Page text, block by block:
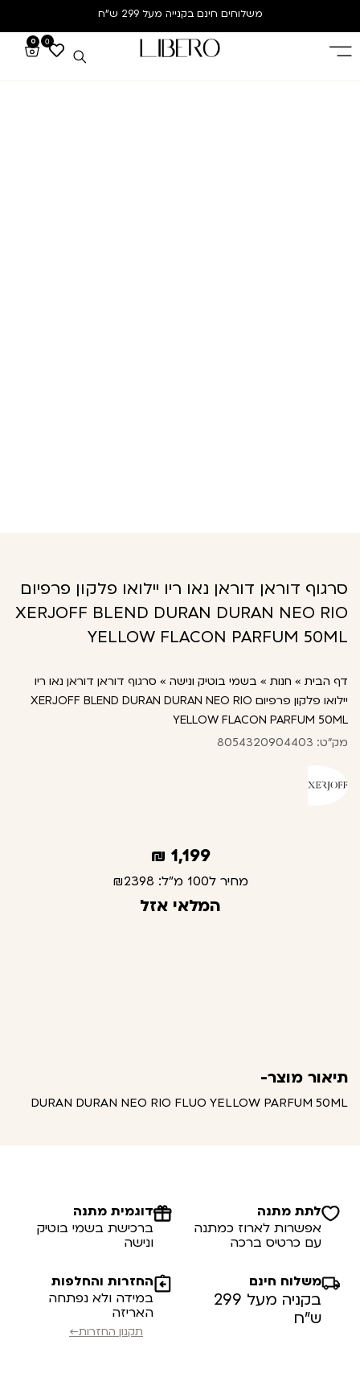
משלוחים חינם בקנייה מעל 299 ש”ח
0
0
סרגוף דוראן דוראן נאו ריו יילואו פלקון פרפיום
XERJOFF BLEND DURAN DURAN NEO RIO
YELLOW FLACON PARFUM 50ML
דף הבית » חנות » בשמי בוטיק ונישה » סרגוף דוראן דוראן נאו ריו
יילואו פלקון פרפיום XERJOFF BLEND DURAN DURAN NEO RIO
YELLOW FLACON PARFUM 50ML
מק"ט: 8054320904403
1,199
₪
מחיר ל100 מ"ל: ₪2398
המלאי אזל
תיאור מוצר-
DURAN DURAN NEO RIO FLUO YELLOW PARFUM 50ML
לתת מתנה
אפשרות לארוז כמתנה
עם כרטיס ברכה
דוגמית מתנה
ברכישת בשמי בוטיק
ונישה
משלוח חינם
בקניה מעל 299
ש”ח
החזרות והחלפות
במידה ולא נפתחה
האריזה
תקנון החזרות←